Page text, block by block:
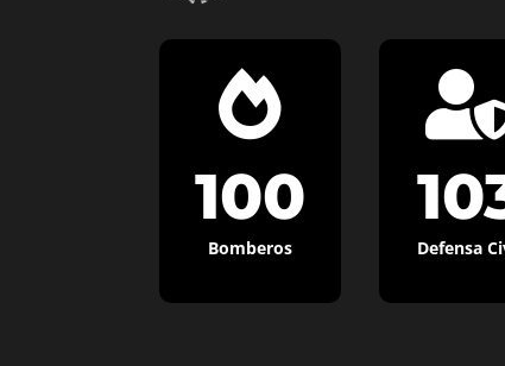

100
Bomberos Defensa